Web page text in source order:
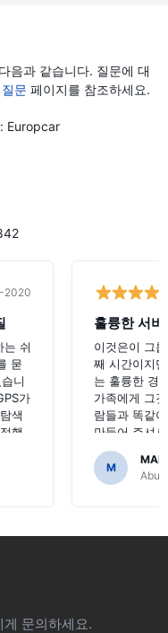
음과 같습니다. 질문에 대
문 페이지를 참조하세요.
Europcar
2020
는 쉬
묻
니
가
색
했
훌륭한 서비
이것은이 그
째 시간이지
는 훌륭한 경
가족에게 그
람들과 똑같
만들어 주셔
M
Abu
문의하세요.